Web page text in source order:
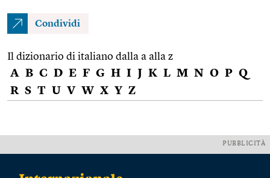
Condividi
Il dizionario di italiano dalla a alla z
A B C D E F G H I J K L M N O P Q
R S T U V W X Y Z
PUBBLICITÀ